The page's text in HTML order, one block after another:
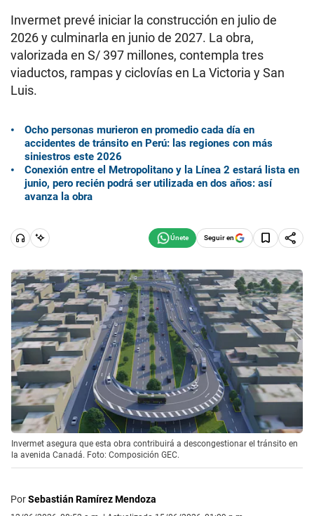
Invermet prevé iniciar la construcción en julio de
2026 y culminarla en junio de 2027. La obra,
valorizada en S/ 397 millones, contempla tres
viaductos, rampas y ciclovías en La Victoria y San
Luis.
Ocho personas murieron en promedio cada día en
accidentes de tránsito en Perú: las regiones con más
siniestros este 2026
Conexión entre el Metropolitano y la Línea 2 estará lista en
junio, pero recién podrá ser utilizada en dos años: así
avanza la obra
Seguir en
Invermet asegura que esta obra contribuirá a descongestionar el tránsito en
la avenida Canadá. Foto: Composición GEC.
PorSebastián Ramírez Mendoza